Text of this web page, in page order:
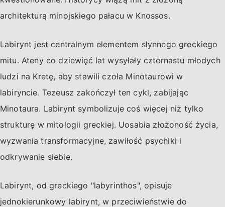
architekturą minojskiego pałacu w Knossos.
Labirynt jest centralnym elementem słynnego greckiego
mitu. Ateny co dziewięć lat wysyłały czternastu młodych
ludzi na Kretę, aby stawili czoła Minotaurowi w
labiryncie. Tezeusz zakończył ten cykl, zabijając
Minotaura. Labirynt symbolizuje coś więcej niż tylko
strukturę w mitologii greckiej. Uosabia złożoność życia,
wyzwania transformacyjne, zawiłość psychiki i
odkrywanie siebie.
Labirynt, od greckiego "labyrinthos", opisuje
jednokierunkowy labirynt, w przeciwieństwie do